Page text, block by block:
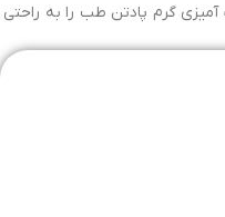
گرم پادتن طب را به راحتی